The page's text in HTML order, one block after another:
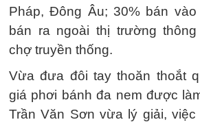
Pháp, Đông Âu; 30% bán
bán ra ngoài thị trường
chợ truyền thống.
Vừa đưa đôi tay thoăn thoắt
giá phơi bánh đa nem được
Trần Văn Sơn vừa lý giải,